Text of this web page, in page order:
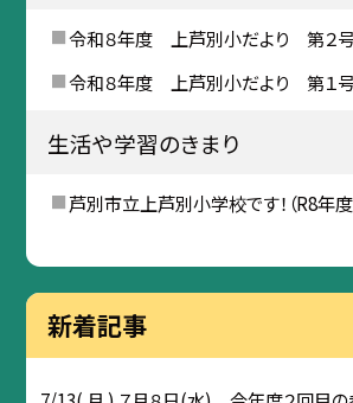
令和８年度 上芦別小だより 第２号
令和８年度 上芦別小だより 第１号
生活や学習のきまり
芦別市立上芦別小学校です！（R8年度
新着記事